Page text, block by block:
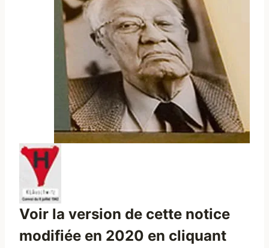
Voir la version de cette notice
modifiée en 2020 en cliquant